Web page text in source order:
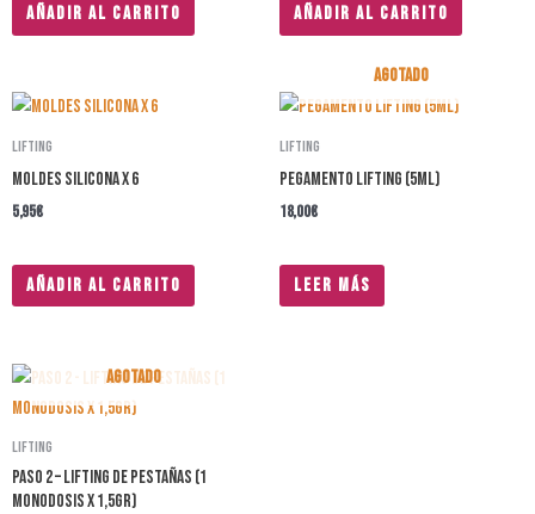
Añadir al carrito Añadir al carrito
Lifting
MOLDES SILICONA X 6
5,95€
Añadir al carrito
AGOTADO
Lifting
PEGAMENTO LIFTING (5ml)
18,00€
Leer más
AGOTADO
Lifting
PASO 2 – LIFTING DE PESTAÑAS (1
monodosis x 1,5gr)